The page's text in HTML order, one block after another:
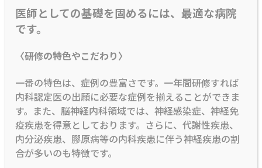
医師としての基礎を固めるには、最適な病院
です。
〈研修の特色やこだわり〉
一番の特色は、症例の豊富さです。一年間研修すれば
内科認定医の出願に必要な症例を揃えることができま
す。また、脳神経内科領域では、神経感染症、神経免
疫疾患を得意としております。さらに、代謝性疾患、
内分泌疾患、膠原病等の内科疾患に伴う神経疾患の割
合が多いのも特徴です。